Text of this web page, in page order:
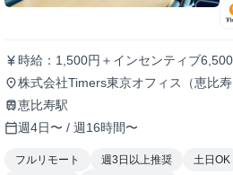
currency_yen時給：1,500円＋インセンティブ
place株式会社Timers東京オフィス（恵比
ル使用のため、自宅の場合は快適な
加は不可
train恵比寿駅
calendar_today週4日〜 / 週16時間〜
フルリモート 週3日以上推奨 土日OK